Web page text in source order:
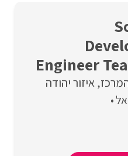
Engineer
איזור יהודה